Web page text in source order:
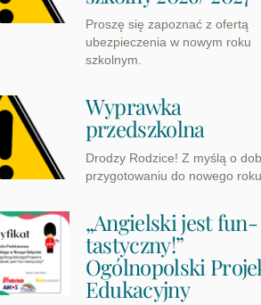
Proszę się zapoznać z ofertą
ubezpieczenia w nowym roku
szkolnym.
Wyprawka
przedszkolna
Drodzy Rodzice! Z myślą o
przygotowaniu do nowego roku
„Angielski jest fun-
tastyczny!”
Ogólnopolski
Edukacyjny